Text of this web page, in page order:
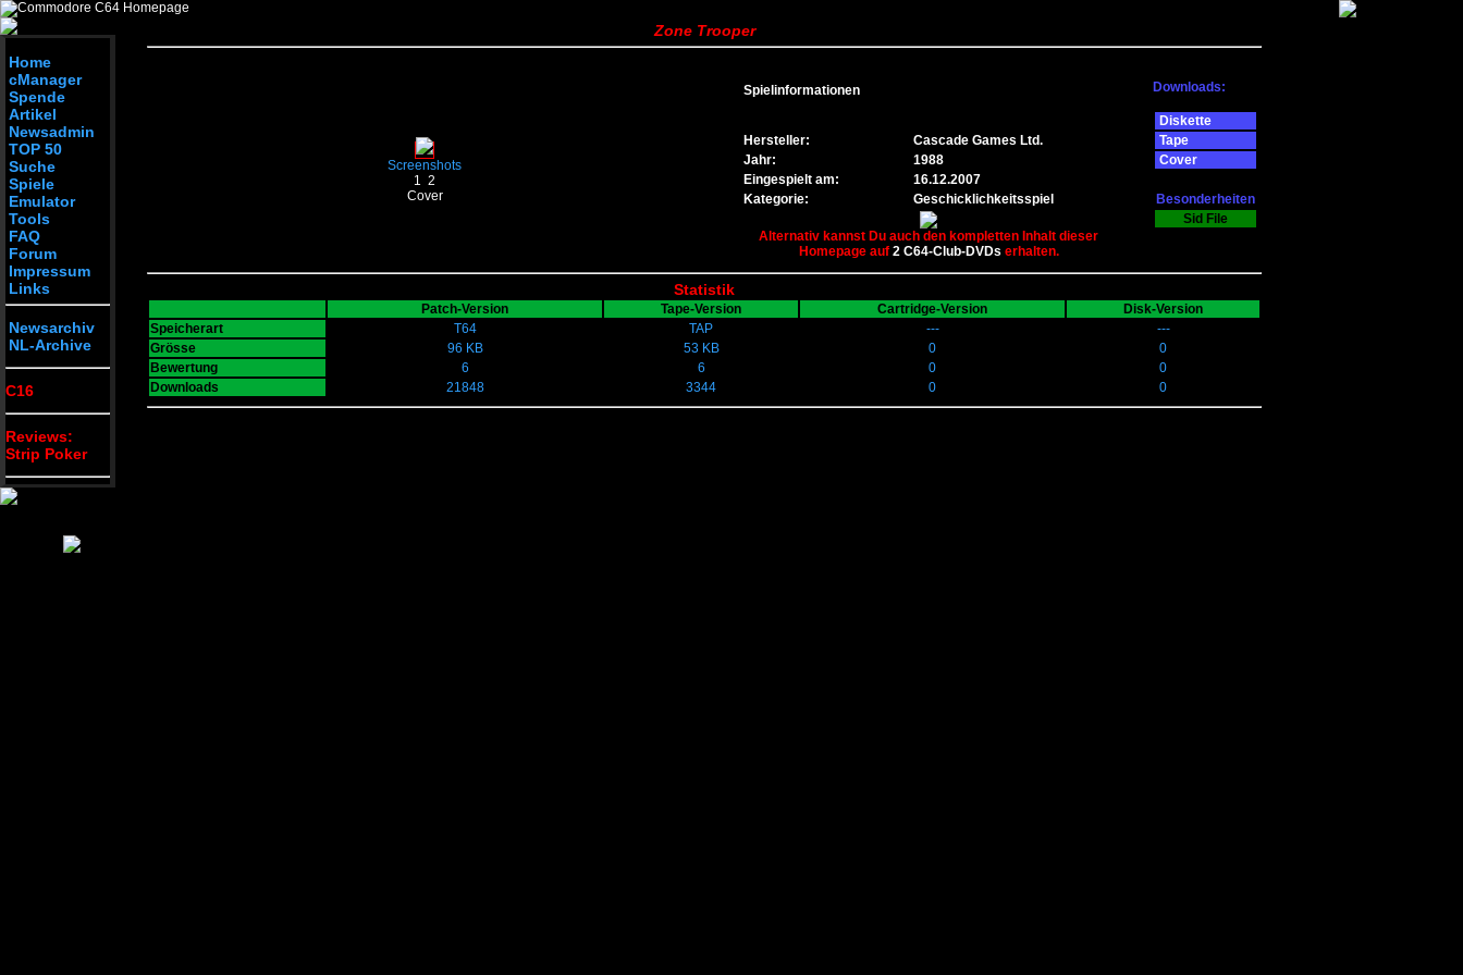
Home
cManager
Spende
Artikel
Newsadmin
TOP 50
Suche
Spiele
Emulator
Tools
FAQ
Forum
Impressum
Links
Newsarchiv
NL-Archive
C16
Reviews:
Strip Poker
Zone Trooper
Screenshots
1 2
Cover
Spielinformationen
Hersteller:
Cascade Games Ltd.
Jahr:
1988
Eingespielt am:
16.12.2007
Kategorie:
Geschicklichkeitsspiel
Alternativ kannst Du auch den kompletten Inhalt dieser
Homepage auf 2 C64-Club-DVDs erhalten.
Downloads:
Diskette
Tape
Cover
Besonderheiten
Sid File
Statistik
Patch-Version Tape-Version Cartridge-Version
Disk-Version
Speicherart
T64 TAP ---
---
Grösse
96 KB 53 KB 0
0
Bewertung
6 6 0
0
Downloads
21848 3344 0 0